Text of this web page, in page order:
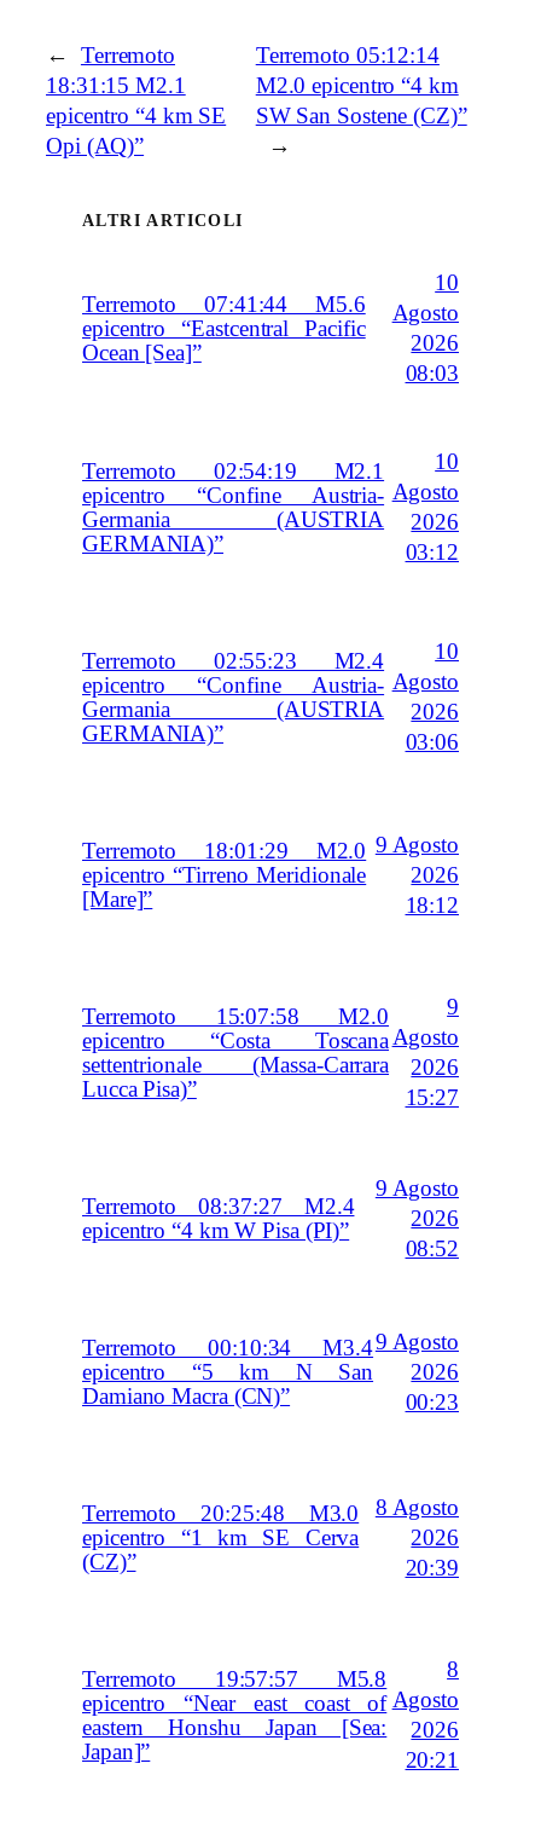
←
Terremoto
18:31:15 M2.1
epicentro “4 km SE
Opi (AQ)”
Terremoto 05:12:14
M2.0 epicentro “4 km
SW San Sostene (CZ)”
→
ALTRI ARTICOLI
Terremoto 07:41:44 M5.6
epicentro “Eastcentral Pacific
Ocean [Sea]”
10
Agosto
2026
08:03
Terremoto 02:54:19 M2.1
epicentro “Confine Austria-
Germania (AUSTRIA
GERMANIA)”
10
Agosto
2026
03:12
Terremoto 02:55:23 M2.4
epicentro “Confine Austria-
Germania (AUSTRIA
GERMANIA)”
10
Agosto
2026
03:06
Terremoto 18:01:29 M2.0
epicentro “Tirreno Meridionale
[Mare]”
9 Agosto
2026
18:12
Terremoto 15:07:58 M2.0
epicentro “Costa Toscana
settentrionale (Massa-Carrara
Lucca Pisa)”
9
Agosto
2026
15:27
Terremoto 08:37:27 M2.4
epicentro “4 km W Pisa (PI)”
9 Agosto
2026
08:52
Terremoto 00:10:34 M3.4
epicentro “5 km N San
Damiano Macra (CN)”
9 Agosto
2026
00:23
Terremoto 20:25:48 M3.0
epicentro “1 km SE Cerva
(CZ)”
8 Agosto
2026
20:39
Terremoto 19:57:57 M5.8
epicentro “Near east coast of
eastern Honshu Japan [Sea:
Japan]”
8
Agosto
2026
20:21